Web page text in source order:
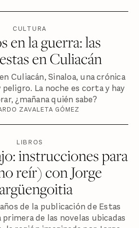
CULTURA
en la guerra: las
en Culiacán
Culiacán, Sinaloa, una crónica
La noche es corta y hay
¿mañana quién sabe?
ZAVALETA GÓMEZ
LIBROS
instrucciones para
reír) con Jorge
de la publicación de Estas
de las novelas ubicadas